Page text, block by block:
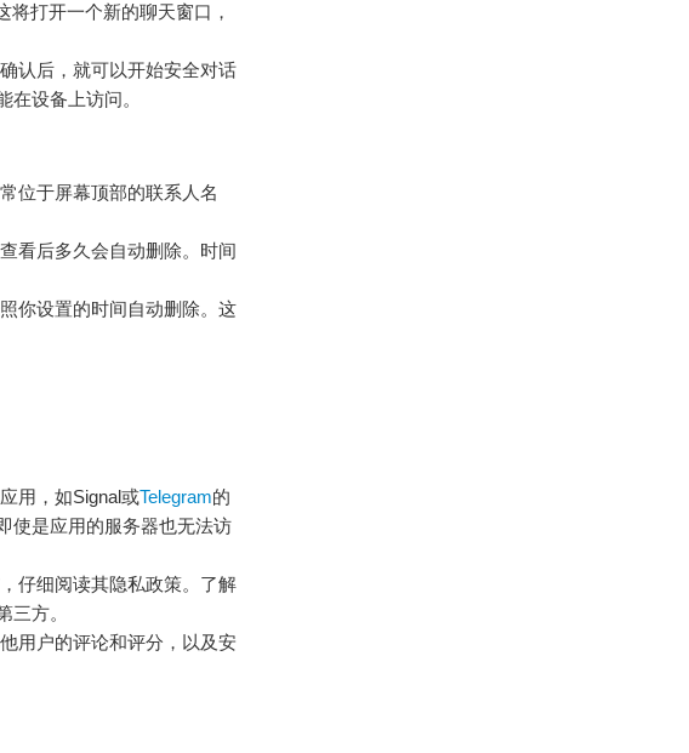
将打开一个新的聊天窗口，
认后，就可以开始安全对话
设备上访问。
位于屏幕顶部的联系人名
看后多久会自动删除。时间
你设置的时间自动删除。这
用，如Signal或Telegram的
使是应用的服务器也无法访
仔细阅读其隐私政策。了解
三方。
用户的评论和评分，以及安